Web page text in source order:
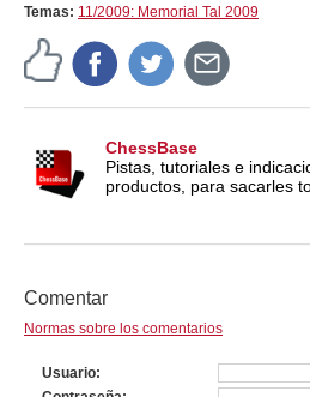
Temas: 11/2009: Memorial Tal 2009
ChessBase
Pistas, tutoriales e
productos, para sacarles
Comentar
Normas sobre los comentarios
Usuario